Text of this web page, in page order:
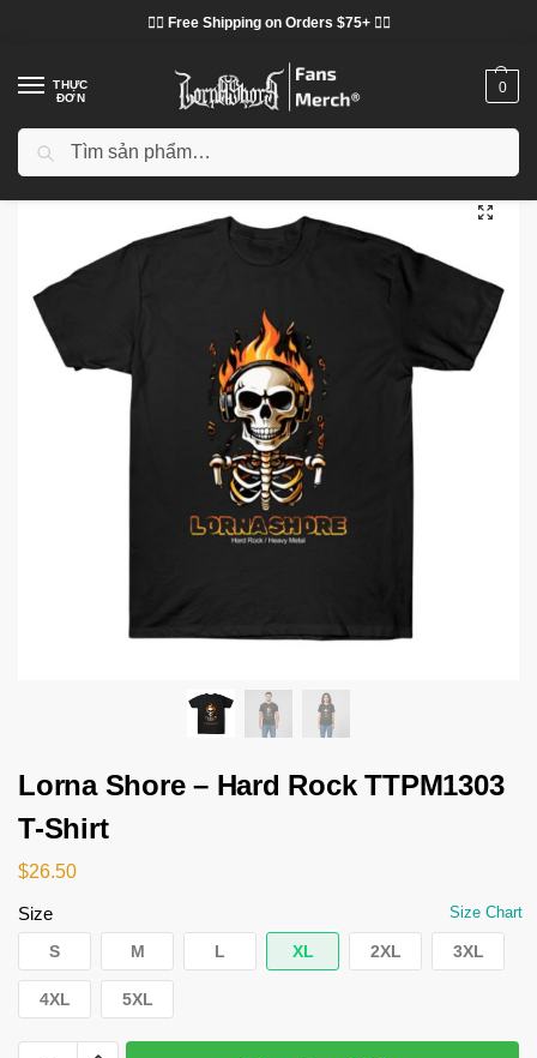
❤️‍🔥 Free Shipping on Orders $75+ ❤️‍🔥
THỰC
ĐƠN
0
Trang chủ / Cửa hàng / Lorna Shore vải
Lorna Shore – Hard Rock TTPM1303
T-Shirt
$26.50
Size Size Chart
S M L XL 2XL 3XL
4XL 5XL